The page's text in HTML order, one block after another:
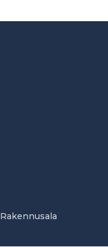
Rakennusala